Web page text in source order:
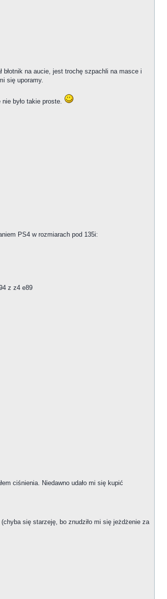
błotnik na aucie, jest trochę szpachli na masce i
się uporamy.
było takie proste.
PS4 w rozmiarach pod 135i:
z z4 e89
ciśnienia. Niedawno udało mi się kupić
(chyba się starzeję, bo znudziło mi się jeżdżenie za